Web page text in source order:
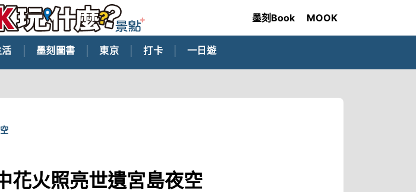
墨刻Book MOOK
活 墨刻圖書 東京 打卡 一日遊
花火照亮世遺宮島夜空